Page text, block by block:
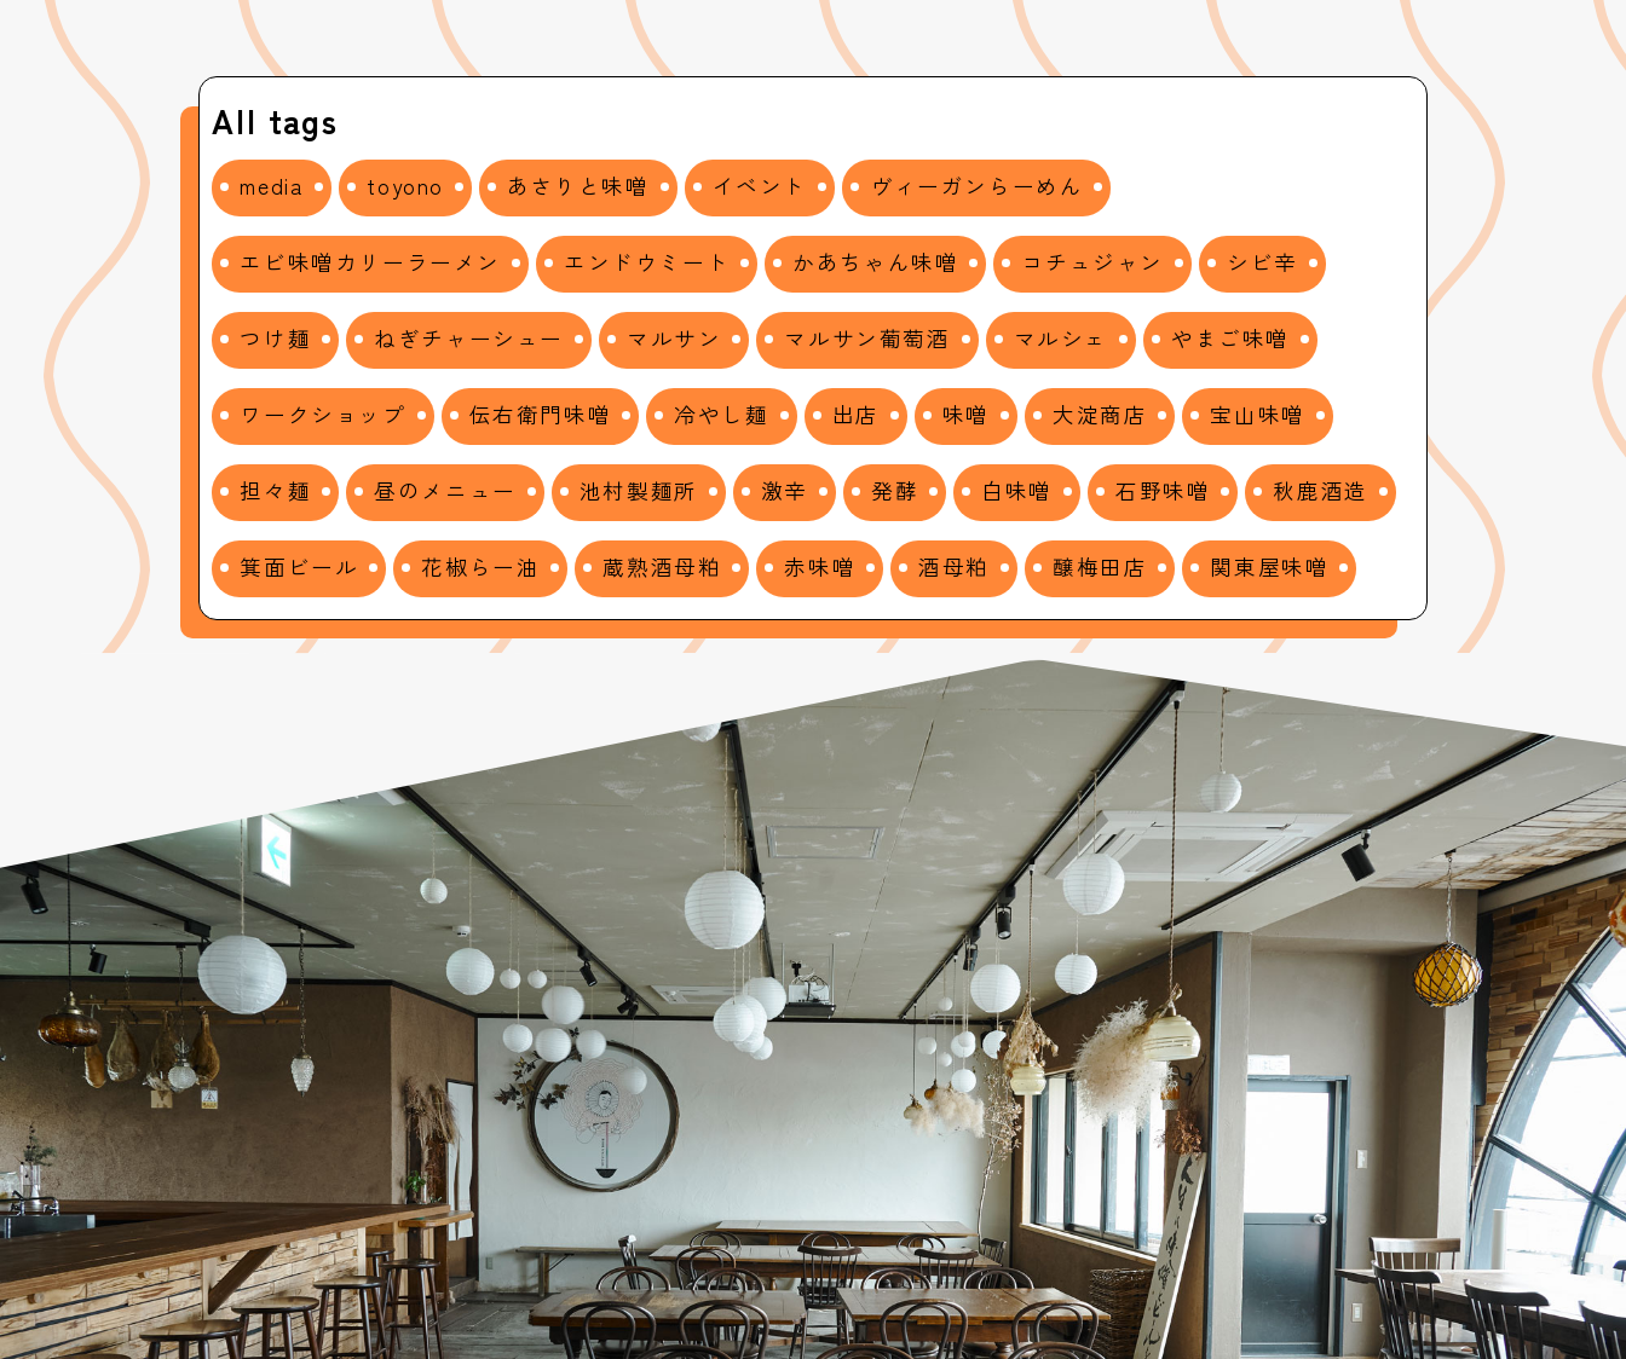
All tags
media toyono あさりと味噌 イベント ヴィーガンらーめん
エビ味噌カリーラーメン エンドウミート かあちゃん味噌 コチュジャン シビ辛
つけ麺 ねぎチャーシュー マルサン マルサン葡萄酒 マルシェ やまご味噌
ワークショップ 伝右衛門味噌 冷やし麺 出店 味噌 大淀商店 宝山味噌
担々麺 昼のメニュー 池村製麺所 激辛 発酵 白味噌 石野味噌 秋鹿酒造
箕面ビール 花椒らー油 蔵熟酒母粕 赤味噌 酒母粕 醸梅田店 関東屋味噌